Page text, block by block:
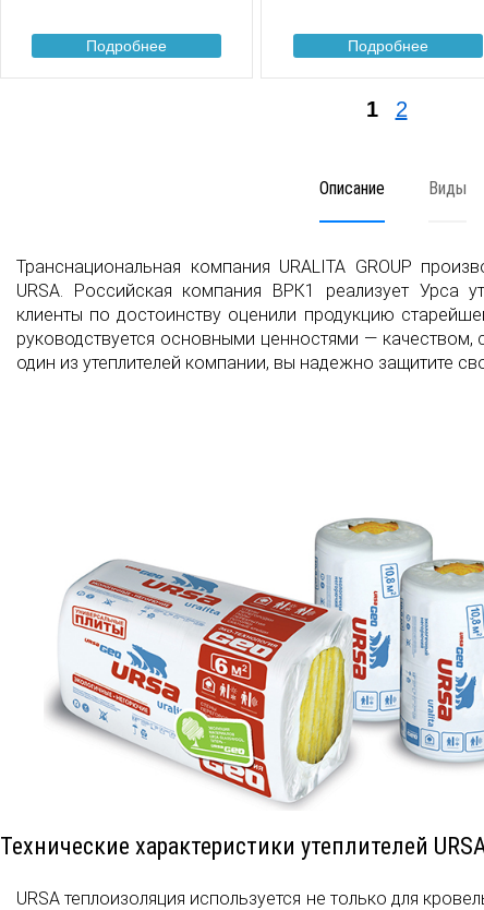
Подробнее Подробнее
1 2
Описание Виды
Транснациональная компания URALITA GROUP
URSA. Российская компания ВРК1 реализует Урса
клиенты по достоинству оценили продукцию
руководствуется основными ценностями —
один из утеплителей компании, вы надежно защитите
Технические характеристики утеплителей
URSA теплоизоляция используется не только для